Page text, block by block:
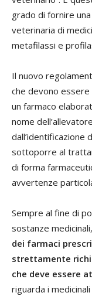
grado di fornire
veterinaria di
metafilassi e
Il nuovo
che devono
un farmaco
nome
dall’identificazione
sottoporre al
di forma
avvertenze
Sempre al fine di
sostanze medicinali,
dei farmaci
strettamente
che deve essere
riguarda i